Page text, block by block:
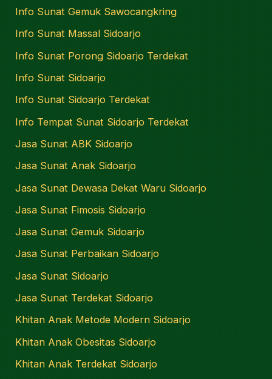
Info Sunat Gemuk Sawocangkring
Info Sunat Massal Sidoarjo
Info Sunat Porong Sidoarjo Terdekat
Info Sunat Sidoarjo
Info Sunat Sidoarjo Terdekat
Info Tempat Sunat Sidoarjo Terdekat
Jasa Sunat ABK Sidoarjo
Jasa Sunat Anak Sidoarjo
Jasa Sunat Dewasa Dekat Waru Sidoarjo
Jasa Sunat Fimosis Sidoarjo
Jasa Sunat Gemuk Sidoarjo
Jasa Sunat Perbaikan Sidoarjo
Jasa Sunat Sidoarjo
Jasa Sunat Terdekat Sidoarjo
Khitan Anak Metode Modern Sidoarjo
Khitan Anak Obesitas Sidoarjo
Khitan Anak Terdekat Sidoarjo